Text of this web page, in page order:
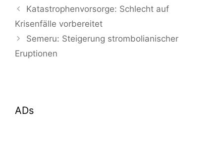
Katastrophenvorsorge: Schlecht auf
Krisenfälle vorbereitet
Semeru: Steigerung strombolianischer
Eruptionen
ADs